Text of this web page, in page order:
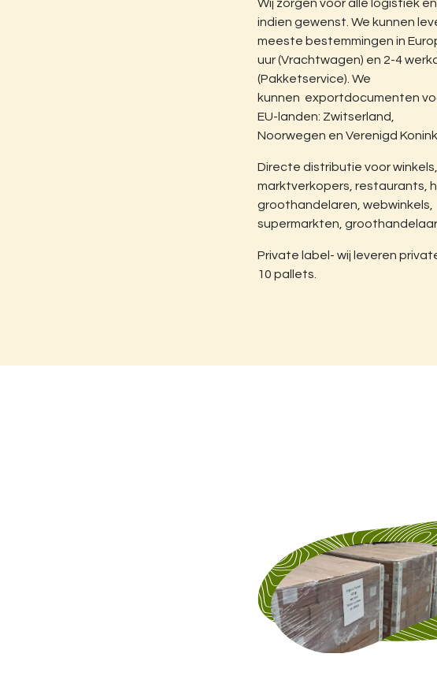
Wij zorgen voor alle logistiek
indien gewenst. We kunnen
meeste bestemmingen in
uur (Vrachtwagen) en 2-4
(Pakketservice). We
kunnen exportdocumenten
EU-landen: Zwitserland,
Noorwegen en Verenigd
Directe distributie voor winkels,
marktverkopers, restaurants,
groothandelaren, webwinkels,
supermarkten,
Private label- wij leveren
10 pallets.